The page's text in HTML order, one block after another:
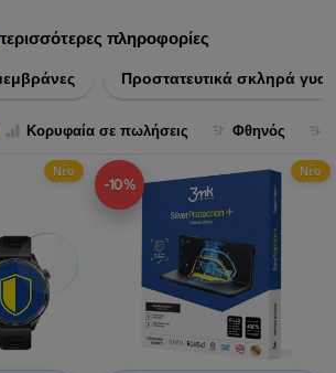
είναι εύκολες στην εφαρμογή και δεν
σας. Επιλέξτε από τις τελευταίες
προσφέροντας παράλληλα
χρήστη.
πληροφορίες
Προστατευτικά σκληρά
Κορυφαία σε πωλήσεις Φθηνός
Νέο
-10%
Νέο